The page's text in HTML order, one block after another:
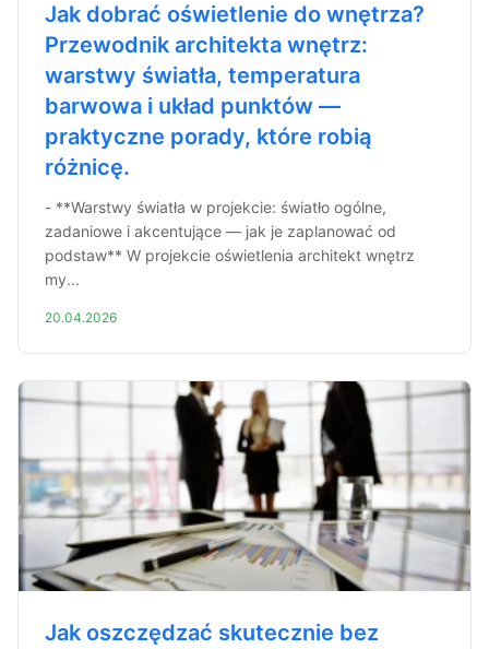
Jak dobrać oświetlenie do wnętrza?
Przewodnik architekta wnętrz:
warstwy światła, temperatura
barwowa i układ punktów —
praktyczne porady, które robią
różnicę.
- **Warstwy światła w projekcie: światło ogólne,
zadaniowe i akcentujące — jak je zaplanować od
podstaw** W projekcie oświetlenia architekt wnętrz
my...
20.04.2026
Jak oszczędzać skutecznie bez